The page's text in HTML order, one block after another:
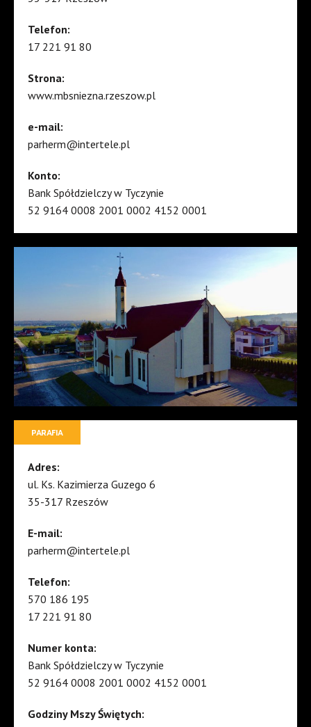
Telefon:
17 221 91 80
Strona:
www.mbsniezna.rzeszow.pl
e-mail:
parherm@intertele.pl
Konto:
Bank Spółdzielczy w Tyczynie
52 9164 0008 2001 0002 4152 0001
PARAFIA
Adres:
ul. Ks. Kazimierza Guzego 6
35-317 Rzeszów
E-mail:
parherm@intertele.pl
Telefon:
570 186 195
17 221 91 80
Numer konta:
Bank Spółdzielczy w Tyczynie
52 9164 0008 2001 0002 4152 0001
Godziny Mszy Świętych: